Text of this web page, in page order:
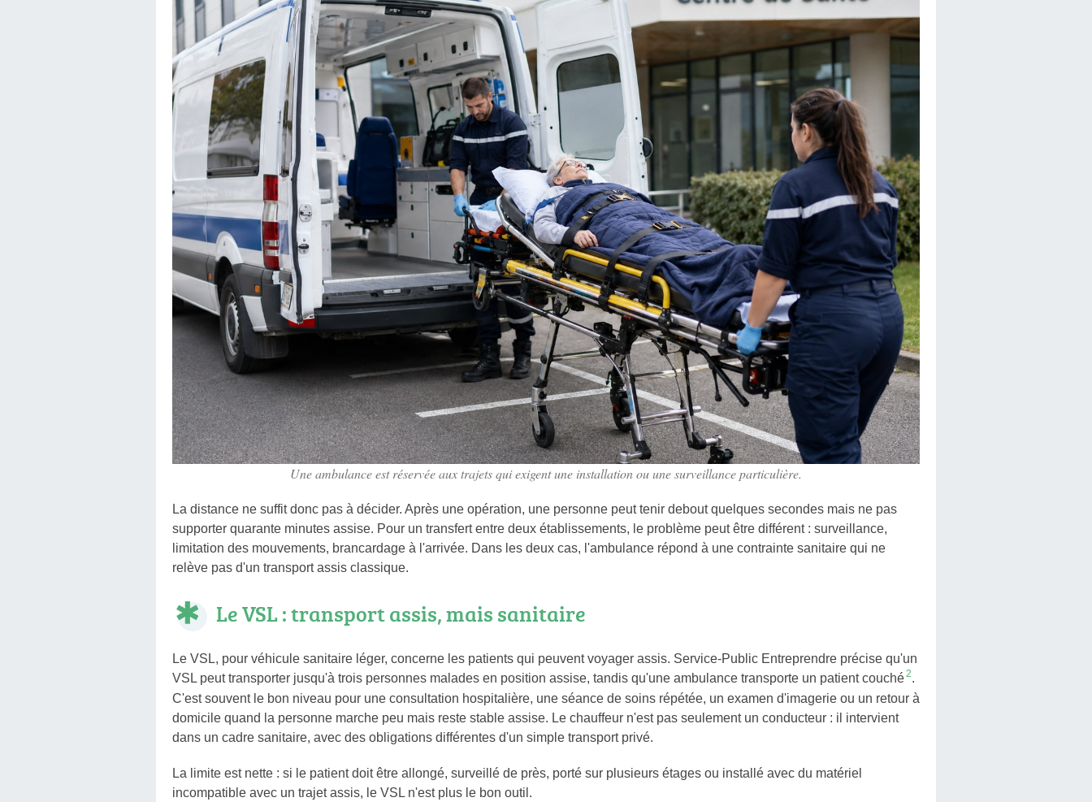
Une ambulance est réservée aux trajets qui exigent une installation ou une surveillance particulière.
La distance ne suffit donc pas à décider. Après une opération, une personne peut tenir debout quelques secondes mais ne pas
supporter quarante minutes assise. Pour un transfert entre deux établissements, le problème peut être différent : surveillance,
limitation des mouvements, brancardage à l'arrivée. Dans les deux cas, l'ambulance répond à une contrainte sanitaire qui ne
relève pas d'un transport assis classique.
Le VSL : transport assis, mais sanitaire
Le VSL, pour véhicule sanitaire léger, concerne les patients qui peuvent voyager assis. Service-Public Entreprendre précise qu'un
VSL peut transporter jusqu'à trois personnes malades en position assise, tandis qu'une ambulance transporte un patient couché2.
C'est souvent le bon niveau pour une consultation hospitalière, une séance de soins répétée, un examen d'imagerie ou un retour à
domicile quand la personne marche peu mais reste stable assise. Le chauffeur n'est pas seulement un conducteur : il intervient
dans un cadre sanitaire, avec des obligations différentes d'un simple transport privé.
La limite est nette : si le patient doit être allongé, surveillé de près, porté sur plusieurs étages ou installé avec du matériel
incompatible avec un trajet assis, le VSL n'est plus le bon outil.